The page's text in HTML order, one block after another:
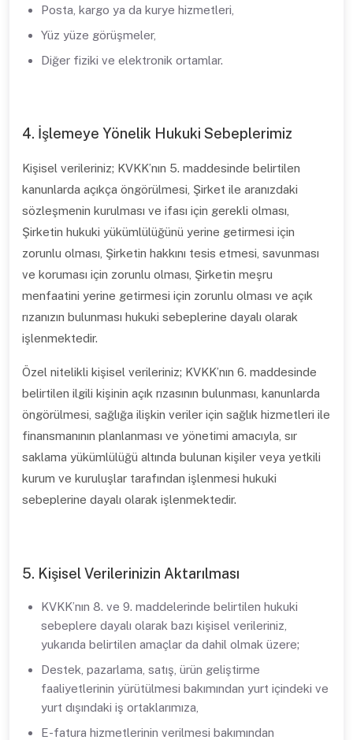
Posta, kargo ya da kurye hizmetleri,
Yüz yüze görüşmeler,
Diğer fiziki ve elektronik ortamlar.
4. İşlemeye Yönelik Hukuki Sebeplerimiz
Kişisel verileriniz; KVKK’nın 5. maddesinde belirtilen
kanunlarda açıkça öngörülmesi, Şirket ile aranızdaki
sözleşmenin kurulması ve ifası için gerekli olması,
Şirketin hukuki yükümlülüğünü yerine getirmesi için
zorunlu olması, Şirketin hakkını tesis etmesi, savunması
ve koruması için zorunlu olması, Şirketin meşru
menfaatini yerine getirmesi için zorunlu olması ve açık
rızanızın bulunması hukuki sebeplerine dayalı olarak
işlenmektedir.
Özel nitelikli kişisel verileriniz; KVKK’nın 6. maddesinde
belirtilen ilgili kişinin açık rızasının bulunması, kanunlarda
öngörülmesi, sağlığa ilişkin veriler için sağlık hizmetleri ile
finansmanının planlanması ve yönetimi amacıyla, sır
saklama yükümlülüğü altında bulunan kişiler veya yetkili
kurum ve kuruluşlar tarafından işlenmesi hukuki
sebeplerine dayalı olarak işlenmektedir.
5. Kişisel Verilerinizin Aktarılması
KVKK’nın 8. ve 9. maddelerinde belirtilen hukuki
sebeplere dayalı olarak bazı kişisel verileriniz,
yukarıda belirtilen amaçlar da dahil olmak üzere;
Destek, pazarlama, satış, ürün geliştirme
faaliyetlerinin yürütülmesi bakımından yurt içindeki ve
yurt dışındaki iş ortaklarımıza,
E-fatura hizmetlerinin verilmesi bakımından